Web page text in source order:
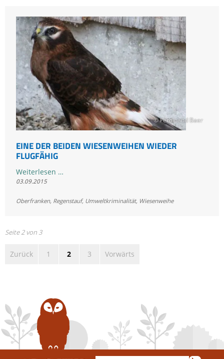
© Ferdinand Baer
EINE DER BEIDEN WIESENWEIHEN WIEDER
FLUGFÄHIG
Weiterlesen …Eine
03.09.2015
Oberfranken, Regenstauf, Umweltkriminalität, Wiesenweihe
Seite 2 von 3
Zurück 1 2 3 Vorwärts